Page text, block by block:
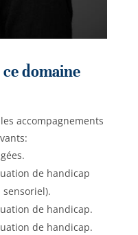
domaine
accompagnements
de handicap
de handicap.
de handicap.